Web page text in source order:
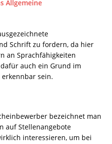
Allgemeine
Schrift zu fordern, da hier
an Sprachfähigkeiten
auch ein Grund im
sein.
bezeichnet man
auf Stellenangebote
interessieren, um bei